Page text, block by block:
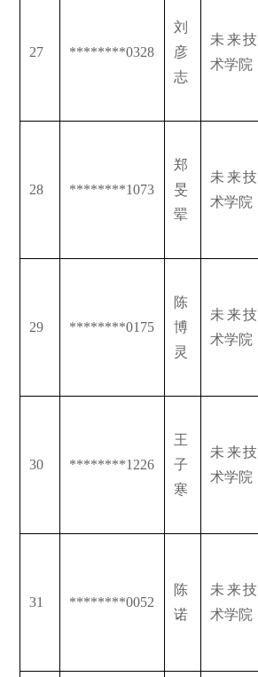
27 ********0328
刘
彦
志
未来技
术学院
28 ********1073
郑
旻
翚
未来技
术学院
29 ********0175
陈
博
灵
未来技
术学院
30 ********1226
王
子
寒
未来技
术学院
31 ********0052
陈
诺
未来技
术学院